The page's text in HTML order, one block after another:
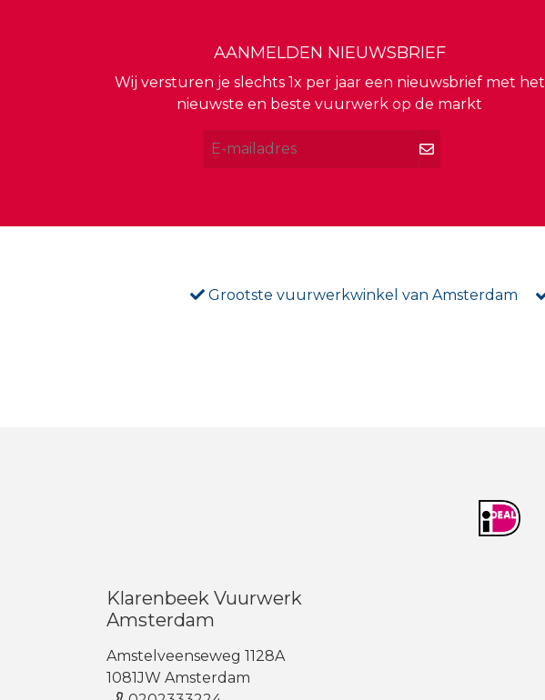
AANMELDEN NIEUWSBRIEF
Wij versturen je slechts 1x per jaar een nieuwsbrief met het
nieuwste en beste vuurwerk op de markt
Grootste vuurwerkwinkel van Amsterdam
Klarenbeek Vuurwerk
Amsterdam
Amstelveenseweg 1128A
1081JW Amsterdam